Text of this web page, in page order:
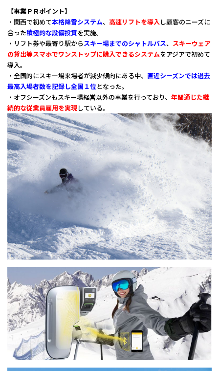
【事業ＰＲポイント】
・関西で初めて本格降雪システム、 高速リフトを導入し顧客のニーズに
合った積極的な設備投資を実施。
・リフト券や最寄り駅からスキー場までのシャトルバス、 スキーウェア
の貸出等スマホでワンストップに購入できるシステムをアジアで初めて
導入。
・全国的にスキー場来場者が減少傾向にある中、 直近シーズンでは過去
最高入場者数を記録し全国１位となった。
・オフシーズンもスキー場経営以外の事業を行っており、 年間通じた継
続的な従業員雇用を実現している。